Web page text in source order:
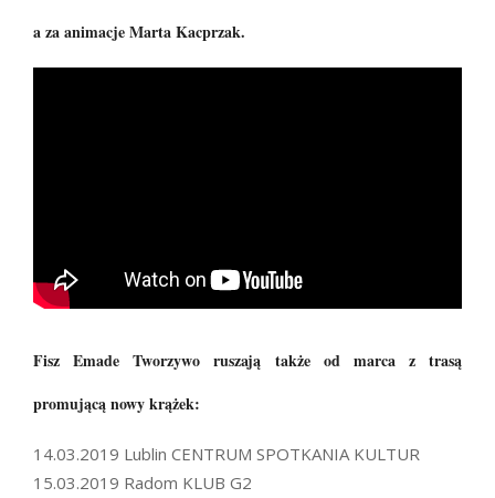
a za animacje Marta Kacprzak.
Fisz Emade Tworzywo ruszają także od marca z trasą
promującą nowy krążek:
14.03.2019 Lublin CENTRUM SPOTKANIA KULTUR
15.03.2019 Radom KLUB G2